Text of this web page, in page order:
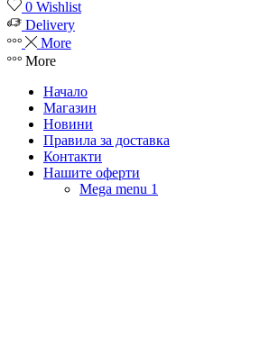
0 Wishlist
Delivery
More
More
Начало
Магазин
Новини
Правила за доставка
Контакти
Нашите оферти
Mega menu 1